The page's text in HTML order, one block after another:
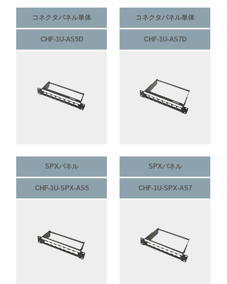
コネクタパネル単体
CHF-1U-AS5D
コネクタパネル単体
CHF-1U-AS7D
SPXパネル
CHF-1U-SPX-AS5
SPXパネル
CHF-1U-SPX-AS7